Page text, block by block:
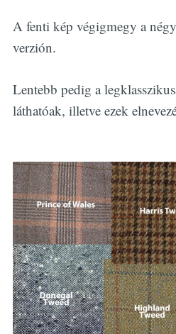
A fenti kép végigmegy a
verzión.
Lentebb pedig a
láthatóak, illetve ezek